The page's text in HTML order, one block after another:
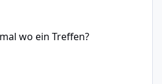
wo ein Treffen?